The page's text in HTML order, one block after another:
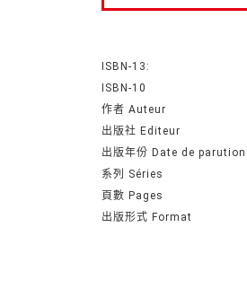
ISBN-13:
ISBN-10
作者 Auteur
出版社 Editeur
出版年份 Date de parution
系列 Séries
頁數 Pages
出版形式 Format